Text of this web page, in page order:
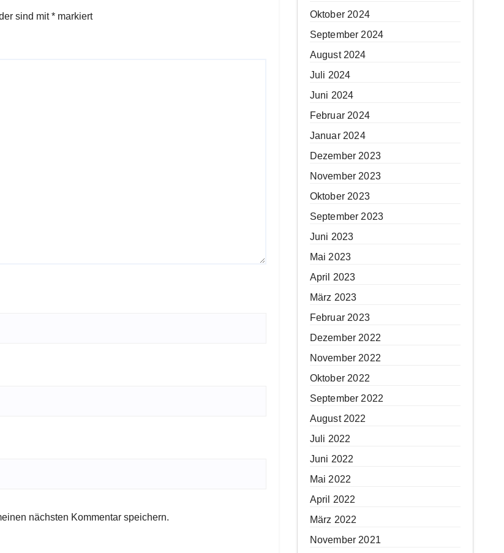
sind mit* markiert
nächsten Kommentar speichern.
Oktober 2024
September 2024
August 2024
Juli 2024
Juni 2024
Februar 2024
Januar 2024
Dezember 2023
November 2023
Oktober 2023
September 2023
Juni 2023
Mai 2023
April 2023
März 2023
Februar 2023
Dezember 2022
November 2022
Oktober 2022
September 2022
August 2022
Juli 2022
Juni 2022
Mai 2022
April 2022
März 2022
November 2021